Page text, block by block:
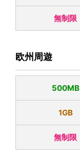
無制限
欧州周遊
500MB
1GB
無制限